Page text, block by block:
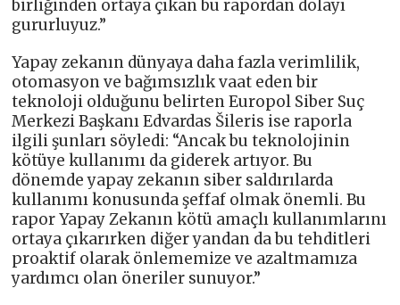
birliğinden ortaya çıkan bu rapordan dolayı
gururluyuz.”
Yapay zekanın dünyaya daha fazla verimlilik,
otomasyon ve bağımsızlık vaat eden bir
teknoloji olduğunu belirten Europol Siber Suç
Merkezi Başkanı Edvardas Šileris ise raporla
ilgili şunları söyledi: “Ancak bu teknolojinin
kötüye kullanımı da giderek artıyor. Bu
dönemde yapay zekanın siber saldırılarda
kullanımı konusunda şeffaf olmak önemli. Bu
rapor Yapay Zekanın kötü amaçlı kullanımlarını
ortaya çıkarırken diğer yandan da bu tehditleri
proaktif olarak önlememize ve azaltmamıza
yardımcı olan öneriler sunuyor.”